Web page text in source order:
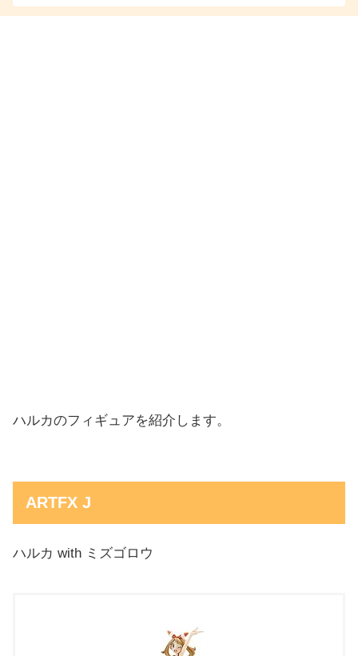
ハルカのフィギュアを紹介します。
ARTFX J
ハルカ with ミズゴロウ